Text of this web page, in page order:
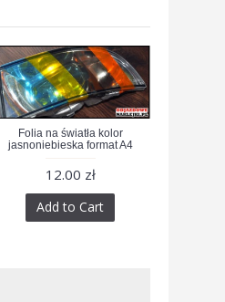
Folia na światła kolor
jasnoniebieska format A4
12.00 zł
Add to Cart